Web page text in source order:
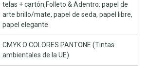
telas + cartón,Folleto & Adentro: papel de
arte brillo/mate, papel de seda, papel libre,
papel elegante
CMYK O COLORES PANTONE (Tintas
ambientales de la UE)